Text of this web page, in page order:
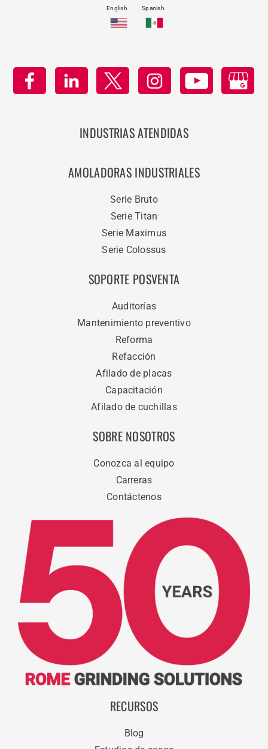
English Spanish
INDUSTRIAS ATENDIDAS
AMOLADORAS INDUSTRIALES
Serie Bruto
Serie Titan
Serie Maximus
Serie Colossus
SOPORTE POSVENTA
Auditorías
Mantenimiento preventivo
Reforma
Refacción
Afilado de placas
Capacitación
Afilado de cuchillas
SOBRE NOSOTROS
Conozca al equipo
Carreras
Contáctenos
RECURSOS
Blog